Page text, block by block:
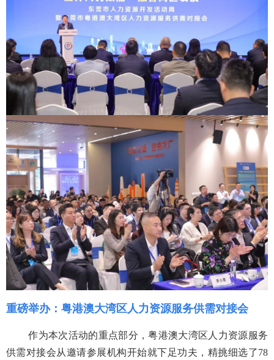
重磅举办： 粤港澳大湾区人力资源服务供需对接会
作为本次活动的重点部分，粤港澳大湾区人力资源服务
供需对接会从邀请参展机构开始就下足功夫，精挑细选了78